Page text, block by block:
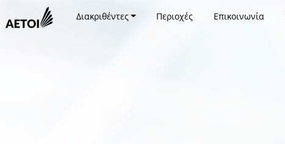
Διακριθέντες Περιοχές Επικοινωνία